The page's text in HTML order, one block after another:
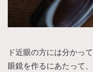
ド近眼の方には分かっ
眼鏡を作るにあたって